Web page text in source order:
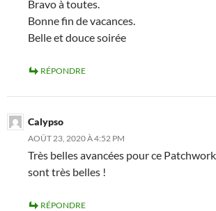
Bravo à toutes.
Bonne fin de vacances.
Belle et douce soirée
RÉPONDRE
Calypso
AOÛT 23, 2020 À 4:52 PM
Très belles avancées pour ce
sont très belles !
RÉPONDRE